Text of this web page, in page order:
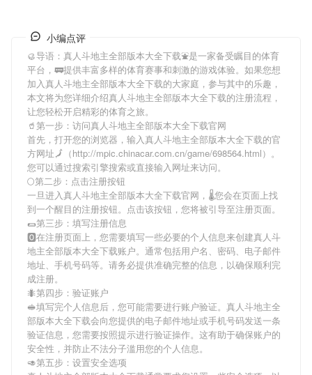
小编点评
🥮导语： 真人斗地主全部版本大全下载⛲️是一家备受瞩目的体育
平台，🚃提供丰富多样的体育赛事和刺激的游戏体验。如果您想
加入真人斗地主全部版本大全下载的大家庭，参与其中的乐趣，
本文将为您详细介绍真人斗地主全部版本大全下载的注册流程，
让您轻松开启精彩的体育之旅。
🥤第一步：访问真人斗地主全部版本大全下载官网
首先，打开您的浏览器，输入真人斗地主全部版本大全下载的官
方网址🗾（http://mpic.chinacar.com.cn/game/698564.html）。
您可以通过搜索引擎搜索或直接输入网址来访问。
🌕第二步：点击注册按钮
一旦进入真人斗地主全部版本大全下载官网，🌡您会在页面上找
到一个醒目的注册按钮。点击该按钮，您将被引导至注册页面。
🌯第三步：填写注册信息
🅾在注册页面上，您需要填写一些必要的个人信息来创建真人斗
地主全部版本大全下载账户。通常包括用户名、密码、电子邮件
地址、手机号码等。请务必提供准确完整的信息，以确保顺利完
成注册。
🐜第四步：验证账户
🥪填写完个人信息后，您可能需要进行账户验证。 真人斗地主全
部版本大全下载会向您提供的电子邮件地址或手机号码发送一条
验证信息，您需要按照提示进行验证操作。这有助于确保账户的
安全性，并防止不法分子滥用您的个人信息。
🥑第五步：设置安全选项